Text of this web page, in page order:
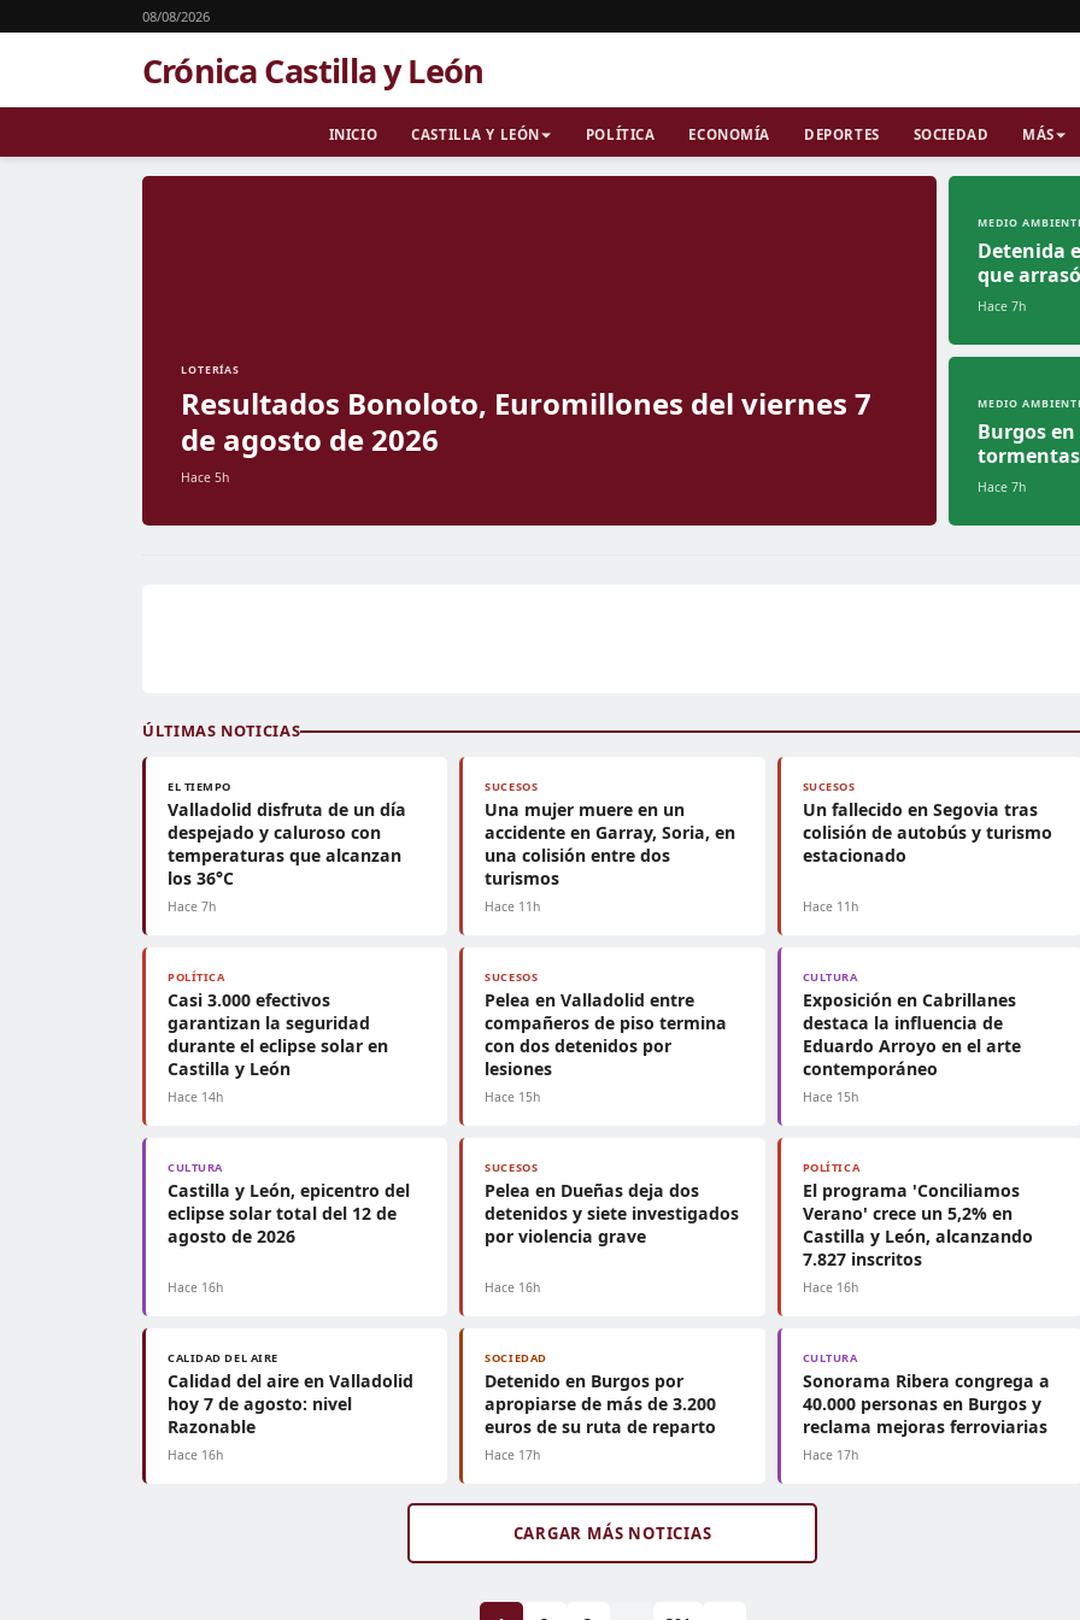
08/08/2026
Crónica Castilla y León
INICIO CASTILLA Y LEÓN POLÍTICA ECONOMÍA DEPORTES SOCIEDAD MÁS
LOTERÍAS
Resultados Bonoloto, Euromillones del viernes 7
de agosto de 2026
Hace 5h
MEDIO
Detenida
que
Hace 7h
MEDIO
Burgos
Hace 7h
ÚLTIMAS NOTICIAS
EL TIEMPO
Valladolid disfruta de un día
despejado y caluroso con
temperaturas que alcanzan
los 36°C
Hace 7h
SUCESOS
Una mujer muere en un
accidente en Garray, Soria, en
una colisión entre dos
turismos
Hace 11h
SUCESOS
Un fallecido en Segovia tras
colisión de autobús y turismo
estacionado
Hace 11h
POLÍTICA
Casi 3.000 efectivos
garantizan la seguridad
durante el eclipse solar en
Castilla y León
Hace 14h
SUCESOS
Pelea en Valladolid entre
compañeros de piso termina
con dos detenidos por
lesiones
Hace 15h
CULTURA
Exposición en Cabrillanes
destaca la influencia de
Eduardo Arroyo en el arte
contemporáneo
Hace 15h
CULTURA
Castilla y León, epicentro del
eclipse solar total del 12 de
agosto de 2026
Hace 16h
SUCESOS
Pelea en Dueñas deja dos
detenidos y siete investigados
por violencia grave
Hace 16h
POLÍTICA
El programa 'Conciliamos
Verano' crece un 5,2% en
Castilla y León, alcanzando
7.827 inscritos
Hace 16h
CALIDAD DEL AIRE
Calidad del aire en Valladolid
hoy 7 de agosto: nivel
Razonable
Hace 16h
SOCIEDAD
Detenido en Burgos por
apropiarse de más de 3.200
euros de su ruta de reparto
Hace 17h
CULTURA
Sonorama Ribera congrega a
40.000 personas en Burgos y
reclama mejoras ferroviarias
Hace 17h
CARGAR MÁS NOTICIAS